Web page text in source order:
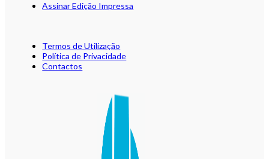
Assinar Edição Impressa
Termos de Utilização
Política de Privacidade
Contactos